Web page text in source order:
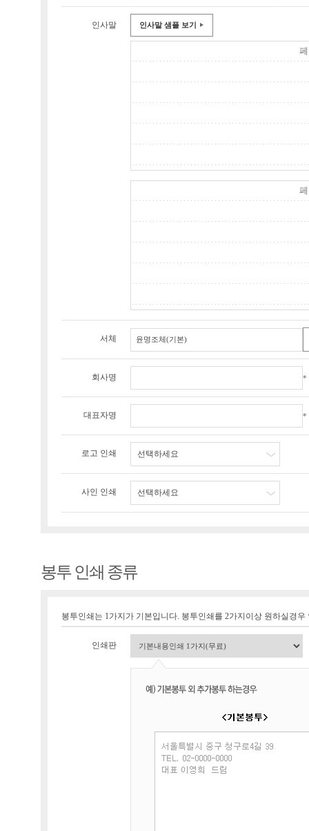
인사말 인사말 샘플 보기
서체
회사명 *
대표자명 *
로고 인쇄 선택하세요
사인 인쇄 선택하세요
봉투 인쇄 종류
봉투인쇄는 1가지가 기본입니다. 봉투인쇄를 2가지이상 원하실경
인쇄판